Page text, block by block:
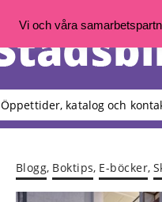
Öppettider, katalog och
Blogg, Boktips, E-böcker,
Vi och våra